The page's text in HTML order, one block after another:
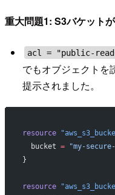
重大問題1: S3バケット
acl = "public-
でもオブジェクトを
提示されました。
resource
  bucket
= "my-
}
resource